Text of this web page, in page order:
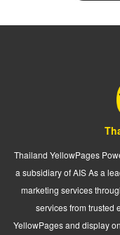
Thailand YellowPages
a subsidiary of AIS As a
marketing services
services from trusted
YellowPages and display